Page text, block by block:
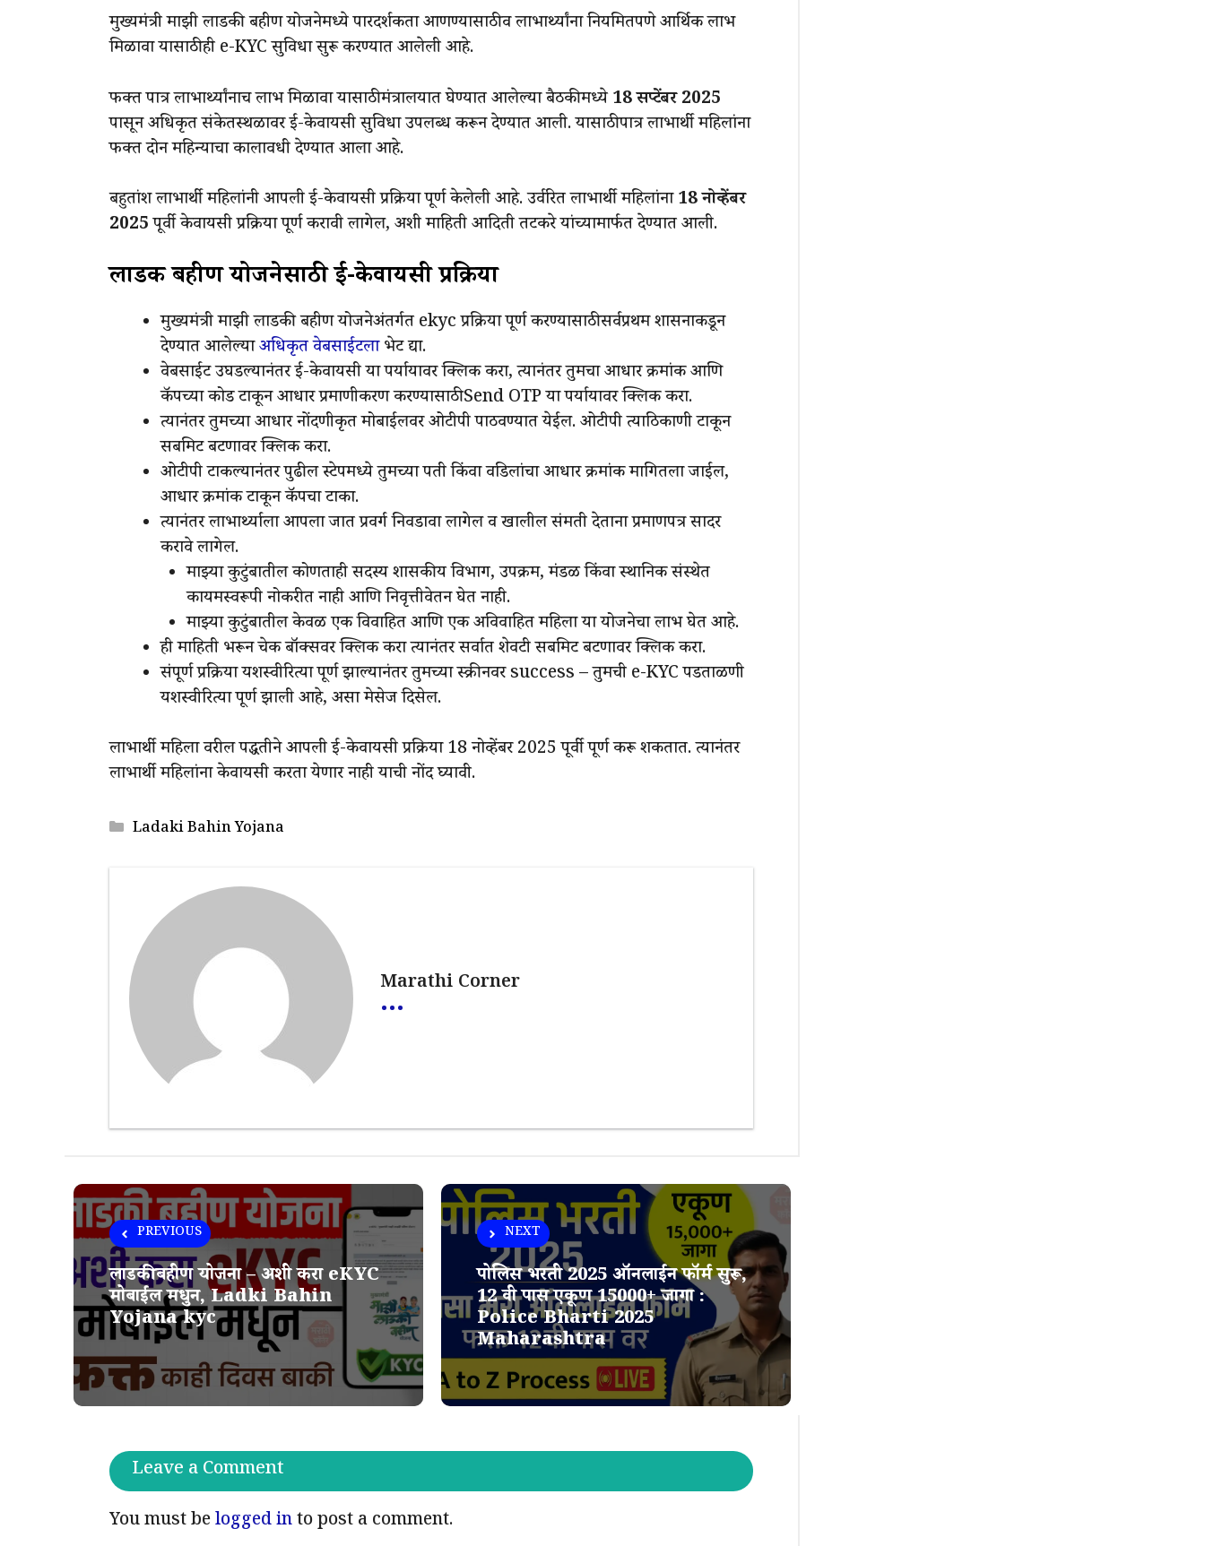
मुख्यमंत्री माझी लाडकी बहीण योजनेमध्ये पारदर्शकता आणण्यासाठी व लाभार्थ्यांना नियमितपणे आर्थिक लाभ
मिळावा यासाठी ही e-KYC सुविधा सुरू करण्यात आलेली आहे.
फक्त पात्र लाभार्थ्यांनाच लाभ मिळावा यासाठी मंत्रालयात घेण्यात आलेल्या बैठकीमध्ये18 सप्टेंबर 2025
पासून अधिकृत संकेतस्थळावर ई-केवायसी सुविधा उपलब्ध करून देण्यात आली. यासाठी पात्र लाभार्थी महिलांना
फक्त दोन महिन्याचा कालावधी देण्यात आला आहे.
बहुतांश लाभार्थी महिलांनी आपली ई-केवायसी प्रक्रिया पूर्ण केलेली आहे. उर्वरित लाभार्थी महिलांना18 नोव्हेंबर
2025पूर्वी केवायसी प्रक्रिया पूर्ण करावी लागेल, अशी माहिती आदिती तटकरे यांच्यामार्फत देण्यात आली.
लाडकी बहीण योजनेसाठी ई-केवायसी प्रक्रिया
मुख्यमंत्री माझी लाडकी बहीण योजनेअंतर्गत ekyc प्रक्रिया पूर्ण करण्यासाठी सर्वप्रथम शासनाकडून
देण्यात आलेल्याअधिकृत वेबसाईटलाभेट द्या.
वेबसाईट उघडल्यानंतर ई-केवायसी या पर्यायावर क्लिक करा, त्यानंतर तुमचा आधार क्रमांक आणि
कॅपच्या कोड टाकून आधार प्रमाणीकरण करण्यासाठी Send OTP या पर्यायावर क्लिक करा.
त्यानंतर तुमच्या आधार नोंदणीकृत मोबाईलवर ओटीपी पाठवण्यात येईल. ओटीपी त्याठिकाणी टाकून
सबमिट बटणावर क्लिक करा.
ओटीपी टाकल्यानंतर पुढील स्टेपमध्ये तुमच्या पती किंवा वडिलांचा आधार क्रमांक मागितला जाईल,
आधार क्रमांक टाकून कॅपचा टाका.
त्यानंतर लाभार्थ्याला आपला जात प्रवर्ग निवडावा लागेल व खालील संमती देताना प्रमाणपत्र सादर
करावे लागेल.
माझ्या कुटुंबातील कोणताही सदस्य शासकीय विभाग, उपक्रम, मंडळ किंवा स्थानिक संस्थेत
कायमस्वरूपी नोकरीत नाही आणि निवृत्तीवेतन घेत नाही.
माझ्या कुटुंबातील केवळ एक विवाहित आणि एक अविवाहित महिला या योजनेचा लाभ घेत आहे.
ही माहिती भरून चेक बॉक्सवर क्लिक करा त्यानंतर सर्वात शेवटी सबमिट बटणावर क्लिक करा.
संपूर्ण प्रक्रिया यशस्वीरित्या पूर्ण झाल्यानंतर तुमच्या स्क्रीनवर success – तुमची e-KYC पडताळणी
यशस्वीरित्या पूर्ण झाली आहे, असा मेसेज दिसेल.
लाभार्थी महिला वरील पद्धतीने आपली ई-केवायसी प्रक्रिया 18 नोव्हेंबर 2025 पूर्वी पूर्ण करू शकतात. त्यानंतर
लाभार्थी महिलांना केवायसी करता येणार नाही याची नोंद घ्यावी.
Categories
Ladaki Bahin Yojana
Marathi Corner
...
PREVIOUS
लाडकी बहीण योजना – अशी करा eKYC
मोबाईल मधुन, Ladki Bahin
Yojana kyc
NEXT
पोलिस भरती 2025 ऑनलाईन फॉर्म सुरू,
12 वी पास एकूण 15000+ जागा :
Police Bharti 2025
Maharashtra
Leave a Comment
You must belogged into post a comment.